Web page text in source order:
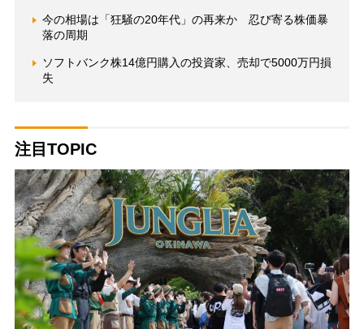
今の相場は「狂騒の20年代」の再来か 忍び寄る株価暴
落の周期
ソフトバンク株14億円購入の投資家、売却で5000万円損
失
注目TOPIC